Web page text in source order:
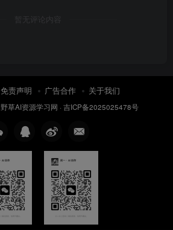
暂无评论内容
免责声明 广告合作 关于我们
野草AI资源学习网 · 吉ICP备2025025478号